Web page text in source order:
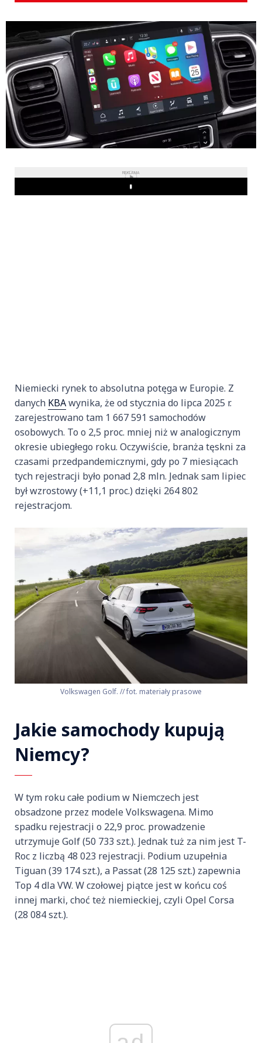
REKLAMA
Play
Niemiecki rynek to absolutna potęga w Europie. Z
danych KBAwynika, że od stycznia do lipca 2025 r.
zarejestrowano tam 1 667 591 samochodów
osobowych. To o 2,5 proc. mniej niż w analogicznym
okresie ubiegłego roku. Oczywiście, branża tęskni za
czasami przedpandemicznymi, gdy po 7 miesiącach
tych rejestracji było ponad 2,8 mln. Jednak sam lipiec
był wzrostowy (+11,1 proc.) dzięki 264 802
rejestracjom.
Volkswagen Golf. // fot. materiały prasowe
Jakie samochody kupują
Niemcy?
W tym roku całe podium w Niemczech jest
obsadzone przez modele Volkswagena. Mimo
spadku rejestracji o 22,9 proc. prowadzenie
utrzymuje Golf (50 733 szt.). Jednak tuż za nim jest T-
Roc z liczbą 48 023 rejestracji. Podium uzupełnia
Tiguan (39 174 szt.), a Passat (28 125 szt.) zapewnia
Top 4 dla VW. W czołowej piątce jest w końcu coś
innej marki, choć też niemieckiej, czyli Opel Corsa
(28 084 szt.).